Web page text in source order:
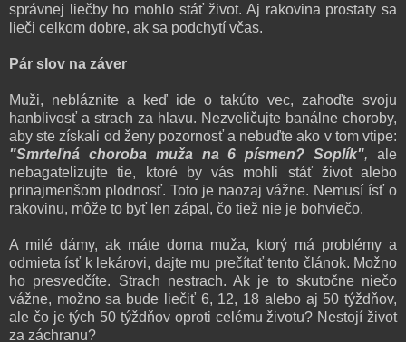
správnej liečby ho mohlo stáť život. Aj rakovina prostaty sa
lieči celkom dobre, ak sa podchytí včas.
Pár slov na záver
Muži, nebláznite a keď ide o takúto vec, zahoďte svoju
hanblivosť a strach za hlavu. Nezveličujte banálne choroby,
aby ste získali od ženy pozornosť a nebuďte ako v tom vtipe:
"Smrteľná choroba muža na 6 písmen? Soplík", ale
nebagatelizujte tie, ktoré by vás mohli stáť život alebo
prinajmenšom plodnosť. Toto je naozaj vážne. Nemusí ísť o
rakovinu, môže to byť len zápal, čo tiež nie je bohviečo.
A milé dámy, ak máte doma muža, ktorý má problémy a
odmieta ísť k lekárovi, dajte mu prečítať tento článok. Možno
ho presvedčíte. Strach nestrach. Ak je to skutočne niečo
vážne, možno sa bude liečiť 6, 12, 18 alebo aj 50 týždňov,
ale čo je tých 50 týždňov oproti celému životu? Nestojí život
za záchranu?